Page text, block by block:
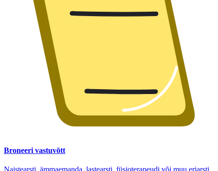
Broneeri vastuvõtt
Naistearsti, ämmaemanda, lastearsti, füsioterapeudi või muu eriarsti